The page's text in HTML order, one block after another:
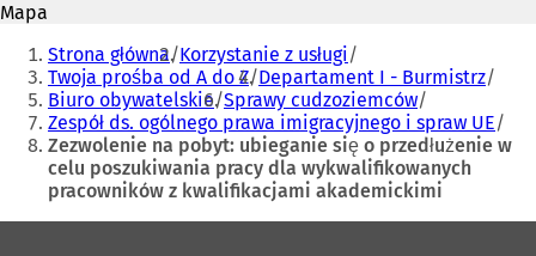
a
s
i
ę
w
n
o
w
e
a
s
i
ę
w
n
o
w
Mapa
Jesteś
tutaj:
Strona główna Korzystanie z usługi
Twoja prośba od A do Z Departament I - Burmistrz
Biuro obywatelskie Sprawy cudzoziemców
Zespół ds. ogólnego prawa imigracyjnego i spraw UE
Zezwolenie na pobyt: ubieganie się o przedłużenie w
celu poszukiwania pracy dla wykwalifikowanych
pracowników z kwalifikacjami akademickimi